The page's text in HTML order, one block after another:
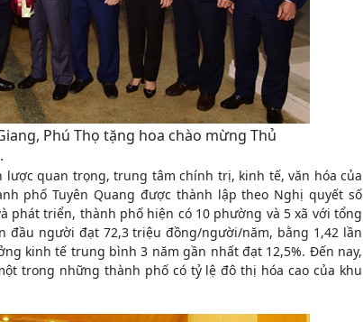
Phú Thọ tặng hoa chào mừng Thủ
quan trọng, trung tâm chính trị, kinh tế, văn hóa của
phố Tuyên Quang được thành lập theo Nghị quyết số
phát triển, thành phố hiện có 10 phường và 5 xã với tổng
người đạt 72,3 triệu đồng/người/năm, bằng 1,42 lần
kinh tế trung bình 3 năm gần nhất đạt 12,5%. Đến nay,
trong những thành phố có tỷ lệ đô thị hóa cao của khu